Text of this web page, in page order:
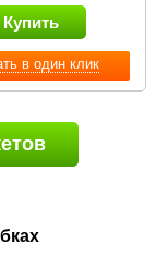
в один клик
Купить